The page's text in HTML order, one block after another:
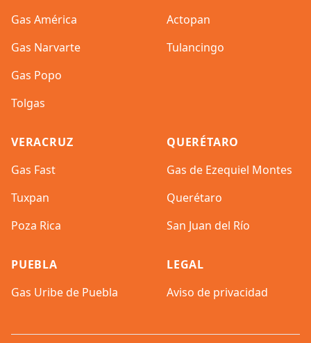
Gas América
Gas Narvarte
Gas Popo
Tolgas
Actopan
Tulancingo
VERACRUZ
Gas Fast
Tuxpan
Poza Rica
QUERÉTARO
Gas de Ezequiel Montes
Querétaro
San Juan del Río
PUEBLA
Gas Uribe de Puebla
LEGAL
Aviso de privacidad